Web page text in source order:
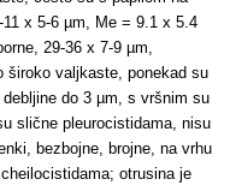
x 5-6 µm, Me = 9.1 x 5.4
29-36 x 7-9 µm,
široko valjkaste, ponekad su
do 3 µm, s vršnim su
slične pleurocistidama, nisu
bezbojne, brojne, na vrhu
otrusina je